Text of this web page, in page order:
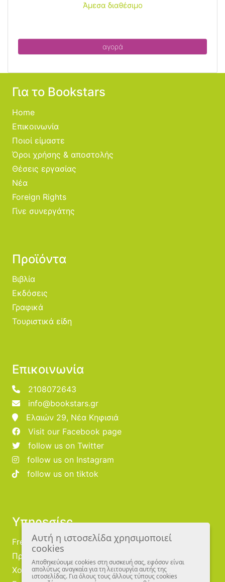
Άμεσα διαθέσιμο
αγορά
Για το Bookstars
Home
Επικοινωνία
Ποιοί είμαστε
Όροι χρήσης & αποστολής
Θέσεις εργασίας
Νέα
Foreign Rights
Γίνε συνεργάτης
Προϊόντα
Βιβλία
Εκδόσεις
Γραφικά
Τουριστικά είδη
Επικοινωνία
2108072643
info@bookstars.gr
Ελαιών 29, Νέα Κηφισιά
Visit our Facebook page
follow us on Twitter
follow us on Instagram
follow us on tiktok
Υπηρεσίες
Free Publishing
Προμηθευτές
Χονδρική
Αυτή η ιστοσελίδα χρησιμοποιεί
cookies
Αποθηκεύουμε cookies στη συσκευή σας, εφόσον είναι
απολύτως αναγκαία για τη λειτουργία αυτής της
ιστοσελίδας. Για όλους τους άλλους τύπους cookies